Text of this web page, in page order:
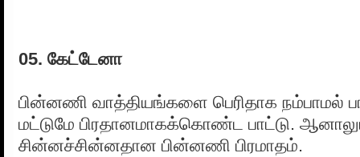
05. கேட்டேனா
பின்னணி வாத்தியங்களை பெரிதாக நம்பாமல்
மட்டுமே பிரதானமாகக்கொண்ட பாட்டு.
சின்னச்சின்னதான பின்னணி பிரமாதம்.